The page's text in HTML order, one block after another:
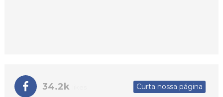
34.2k Curta nossa página